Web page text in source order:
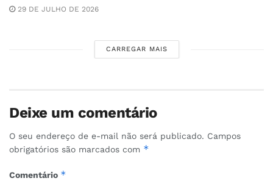
29 DE JULHO DE 2026
CARREGAR MAIS
Deixe um comentário
O seu endereço de e-mail não será publicado. Campos
obrigatórios são marcados com *
Comentário *